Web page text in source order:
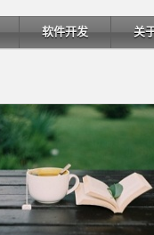
软件开发 关